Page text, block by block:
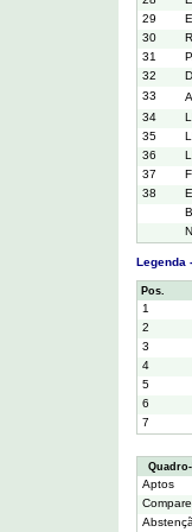
29
30
31
32
33
34
35
36
37
38
Legenda
Pos.
1
2
3
4
5
6
7
Aptos